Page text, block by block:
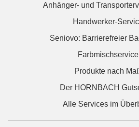
Anhänger- und
Handwerker-
Seniovo: Barrierefreier
Farbmischservice
Produkte nach
Der HORNBACH
Alle Services im